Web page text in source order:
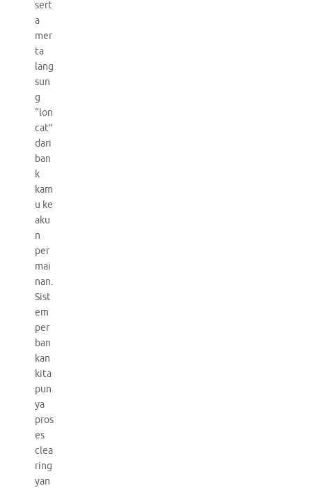
sert
a
mer
ta
lang
sun
g
“lon
cat”
dari
ban
k
kam
u ke
aku
n
per
mai
nan.
Sist
em
per
ban
kan
kita
pun
ya
pros
es
clea
ring
yan